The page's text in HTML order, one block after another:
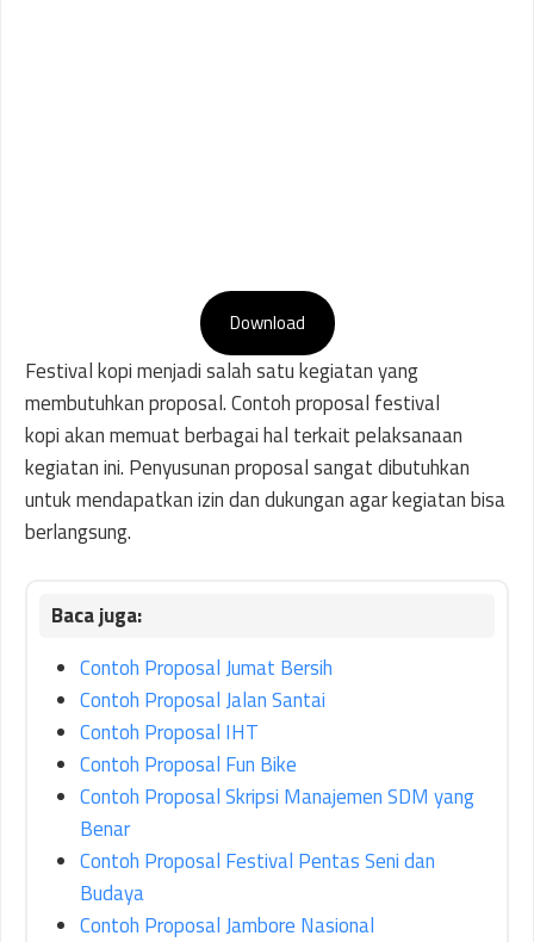
Download
Festival kopi menjadi salah satu kegiatan yang
membutuhkan proposal. Contoh proposal festival
kopi akan memuat berbagai hal terkait pelaksanaan
kegiatan ini. Penyusunan proposal sangat dibutuhkan
untuk mendapatkan izin dan dukungan agar kegiatan bisa
berlangsung.
Contoh Proposal Jumat Bersih
Contoh Proposal Jalan Santai
Contoh Proposal IHT
Contoh Proposal Fun Bike
Contoh Proposal Skripsi Manajemen SDM yang
Benar
Contoh Proposal Festival Pentas Seni dan
Budaya
Contoh Proposal Jambore Nasional